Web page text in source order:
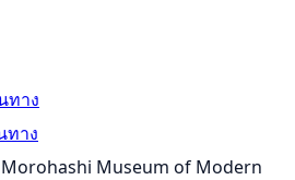
ทาง
ทาง
Morohashi Museum of Modern